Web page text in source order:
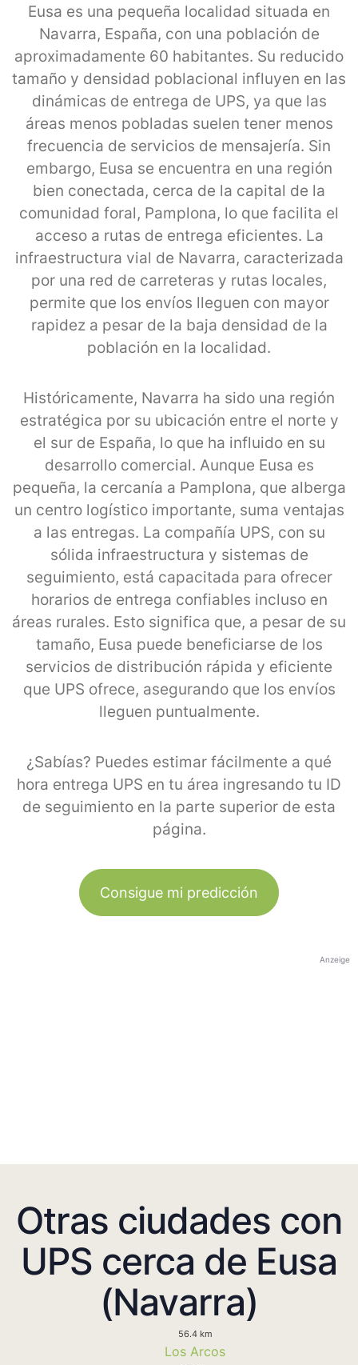
Eusa es una pequeña localidad situada en
Navarra, España, con una población de
aproximadamente 60 habitantes. Su reducido
tamaño y densidad poblacional influyen en las
dinámicas de entrega de UPS, ya que las
áreas menos pobladas suelen tener menos
frecuencia de servicios de mensajería. Sin
embargo, Eusa se encuentra en una región
bien conectada, cerca de la capital de la
comunidad foral, Pamplona, lo que facilita el
acceso a rutas de entrega eficientes. La
infraestructura vial de Navarra, caracterizada
por una red de carreteras y rutas locales,
permite que los envíos lleguen con mayor
rapidez a pesar de la baja densidad de la
población en la localidad.
Históricamente, Navarra ha sido una región
estratégica por su ubicación entre el norte y
el sur de España, lo que ha influido en su
desarrollo comercial. Aunque Eusa es
pequeña, la cercanía a Pamplona, que alberga
un centro logístico importante, suma ventajas
a las entregas. La compañía UPS, con su
sólida infraestructura y sistemas de
seguimiento, está capacitada para ofrecer
horarios de entrega confiables incluso en
áreas rurales. Esto significa que, a pesar de su
tamaño, Eusa puede beneficiarse de los
servicios de distribución rápida y eficiente
que UPS ofrece, asegurando que los envíos
lleguen puntualmente.
¿Sabías? Puedes estimar fácilmente a qué
hora entrega UPS en tu área ingresando tu ID
de seguimiento en la parte superior de esta
página.
Consigue mi predicción
Anzeige
Otras ciudades con
UPS cerca de Eusa
(Navarra)
56.4 km
Los Arcos